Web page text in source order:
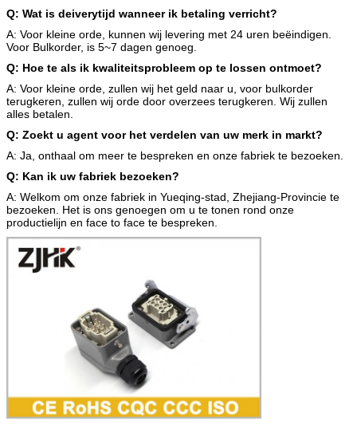
Q: Wat is deiverytijd wanneer ik betaling verricht?
A: Voor kleine orde, kunnen wij levering met 24 uren beëindigen.
Voor Bulkorder, is 5~7 dagen genoeg.
Q: Hoe te als ik kwaliteitsprobleem op te lossen ontmoet?
A: Voor kleine orde, zullen wij het geld naar u, voor bulkorder
terugkeren, zullen wij orde door overzees terugkeren. Wij zullen
alles betalen.
Q: Zoekt u agent voor het verdelen van uw merk in markt?
A: Ja, onthaal om meer te bespreken en onze fabriek te bezoeken.
Q: Kan ik uw fabriek bezoeken?
A: Welkom om onze fabriek in Yueqing-stad, Zhejiang-Provincie te
bezoeken. Het is ons genoegen om u te tonen rond onze
productielijn en face to face te bespreken.